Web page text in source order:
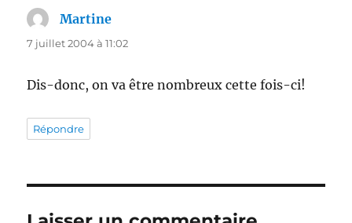
Martine
7 juillet 2004 à 11:02
Dis-donc, on va être nombreux cette fois-ci!
Répondre